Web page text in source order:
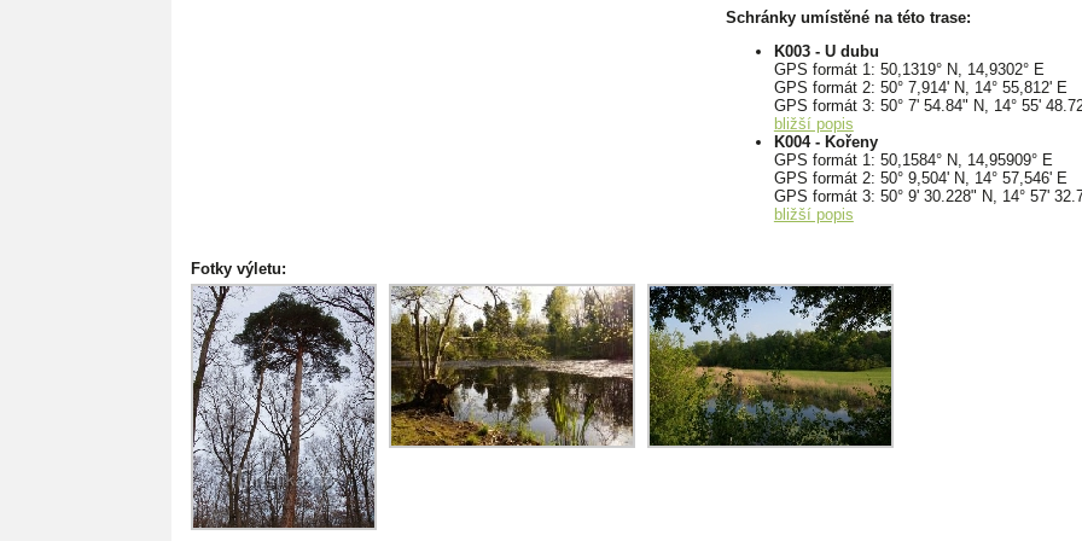
Schránky umístěné na této trase:
K003 - U dubu
GPS formát 1: 50,1319° N, 14,9302° E
GPS formát 2: 50° 7,914' N, 14° 55,812' E
GPS formát 3: 50° 7' 54.84" N, 14° 55'
bližší popis
K004 - Kořeny
GPS formát 1: 50,1584° N, 14,95909° E
GPS formát 2: 50° 9,504' N, 14° 57,546' E
GPS formát 3: 50° 9' 30.228" N, 14° 57'
bližší popis
Fotky výletu: